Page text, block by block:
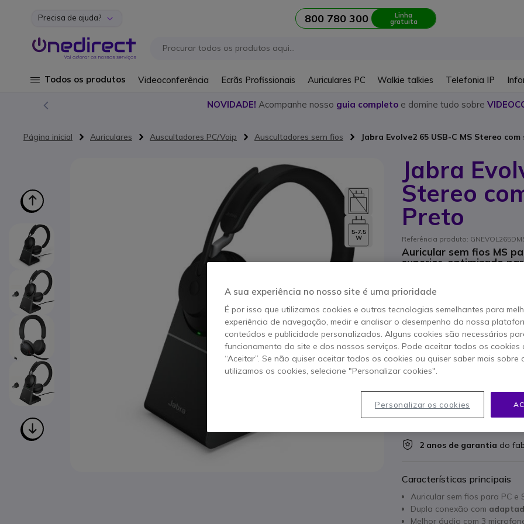
Ir para o Conteúdo
Precisa de ajuda? 800 780 300 Linha
gratuita
Todos os produtos Videoconferência Ecrãs Profissionais Auriculares PC Walkie talkies Telefonia IP
NOVIDADE! Acompanhe nosso guia completo e domine tudo sobre
Página inicial Auriculares Auscultadores PC/Voip Auscultadores sem fios Jabra Evolve2 65 USB-C MS Stereo
Jabra
Stereo
Preto
Referência produto:
Auricular sem fios MS
superior, optimizado
208,95 € s/iva- 257,01 € Iva
Qtd
em stock
100+ produtos em stock
2 anos de garantia do
Características principais
Auricular sem fios para PC e
Dupla conexão com
Melhor áudio com 3
5-7.5
W
A sua experiência no nosso site é uma prioridade
É por isso que utilizamos cookies e outras tecnologias semelhantes para
experiência de navegação, medir e analisar o desempenho da nossa
conteúdos e publicidade personalizados. Alguns cookies são necessários
funcionamento do site e dos nossos serviços. Pode aceitar todos os cookies
“Aceitar”. Se não quiser aceitar todos os cookies ou quiser saber mais sobre
utilizamos os cookies, selecione "Personalizar cookies".
Personalizar os cookies